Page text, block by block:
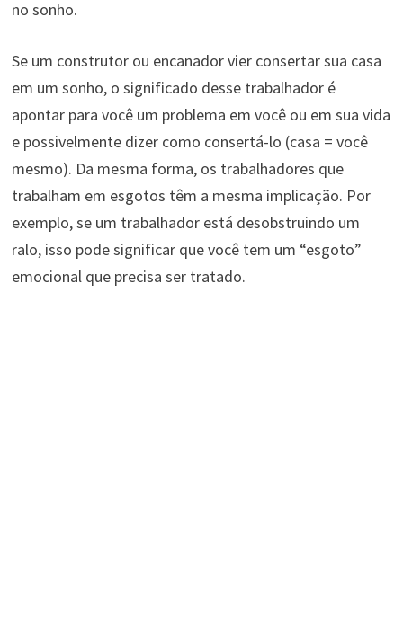
no sonho.
Se um construtor ou encanador vier consertar sua casa
em um sonho, o significado desse trabalhador é
apontar para você um problema em você ou em sua vida
e possivelmente dizer como consertá-lo (casa = você
mesmo). Da mesma forma, os trabalhadores que
trabalham em esgotos têm a mesma implicação. Por
exemplo, se um trabalhador está desobstruindo um
ralo, isso pode significar que você tem um “esgoto”
emocional que precisa ser tratado.